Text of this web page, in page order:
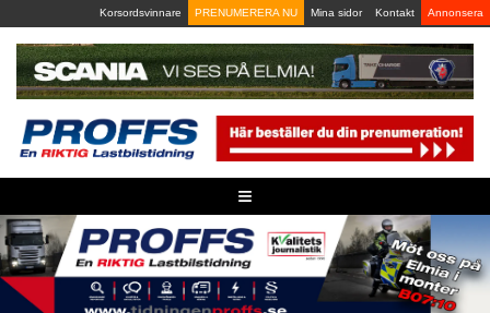
to
content
Korsordsvinnare PRENUMERERA NU Mina sidor Kontakt Annonsera
≡